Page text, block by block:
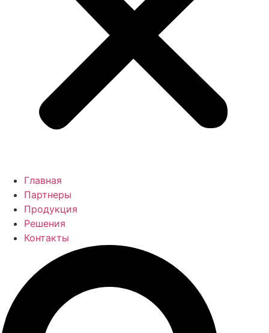
Главная
Партнеры
Продукция
Решения
Контакты